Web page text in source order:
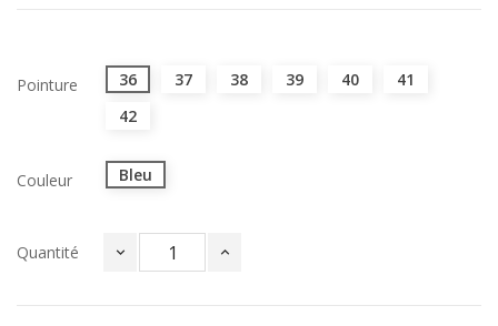
Pointure 36 37 38 39 40
41
42
Couleur Bleu
Quantité